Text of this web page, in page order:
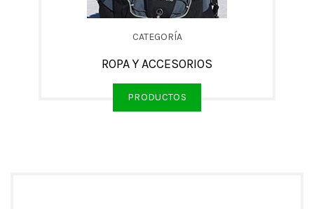
CATEGORÍA
ROPA Y ACCESORIOS
PRODUCTOS